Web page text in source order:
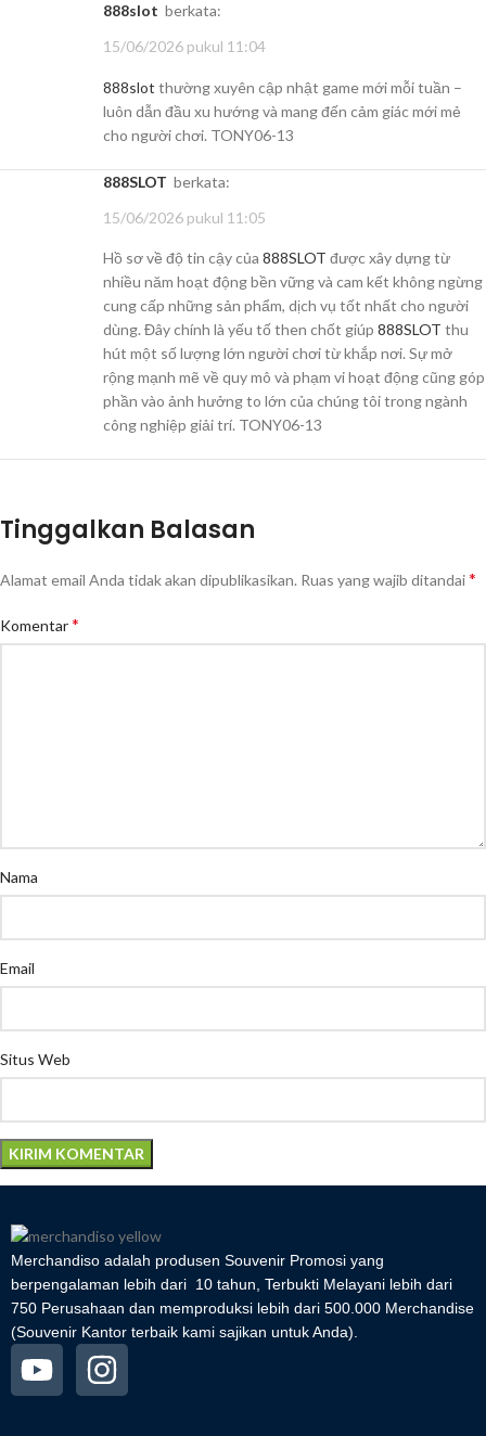
888slot berkata:
15/06/2026 pukul 11:04
888slot thường xuyên cập nhật game mới mỗi tuần –
luôn dẫn đầu xu hướng và mang đến cảm giác mới mẻ
cho người chơi. TONY06-13
888SLOT berkata:
15/06/2026 pukul 11:05
Hồ sơ về độ tin cậy của 888SLOT được xây dựng từ
nhiều năm hoạt động bền vững và cam kết không ngừng
cung cấp những sản phẩm, dịch vụ tốt nhất cho người
dùng. Đây chính là yếu tố then chốt giúp 888SLOT thu
hút một số lượng lớn người chơi từ khắp nơi. Sự mở
rộng mạnh mẽ về quy mô và phạm vi hoạt động cũng góp
phần vào ảnh hưởng to lớn của chúng tôi trong ngành
công nghiệp giải trí. TONY06-13
Tinggalkan Balasan
Alamat email Anda tidak akan dipublikasikan. Ruas yang wajib ditandai*
Komentar*
Nama
Email
Situs Web
Merchandiso adalah produsen Souvenir Promosi yang
berpengalaman lebih dari 10 tahun, Terbukti Melayani lebih dari
750 Perusahaan dan memproduksi lebih dari 500.000 Merchandise
(Souvenir Kantor terbaik kami sajikan untuk Anda).